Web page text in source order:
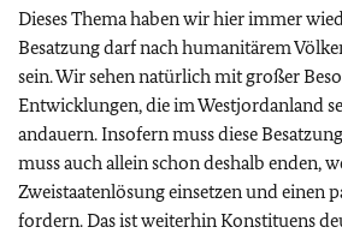
Dieses Thema haben wir hier immer
Besatzung darf nach humanitärem
sein. Wir sehen natürlich mit großer
Entwicklungen, die im Westjordanland
andauern. Insofern muss diese
muss auch allein schon deshalb enden,
Zweistaatenlösung einsetzen und einen
fordern. Das ist weiterhin Konstituens